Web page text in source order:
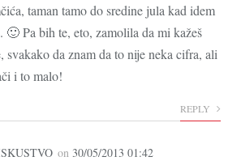
taman tamo do sredine jula kad idem
🙂 Pa bih te, eto, zamolila da mi kažeš
svakako da znam da to nije neka cifra, ali
i to malo!
REPLY
on 30/05/2013 01:42